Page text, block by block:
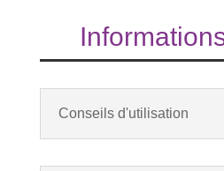
Conseils d'utilisation